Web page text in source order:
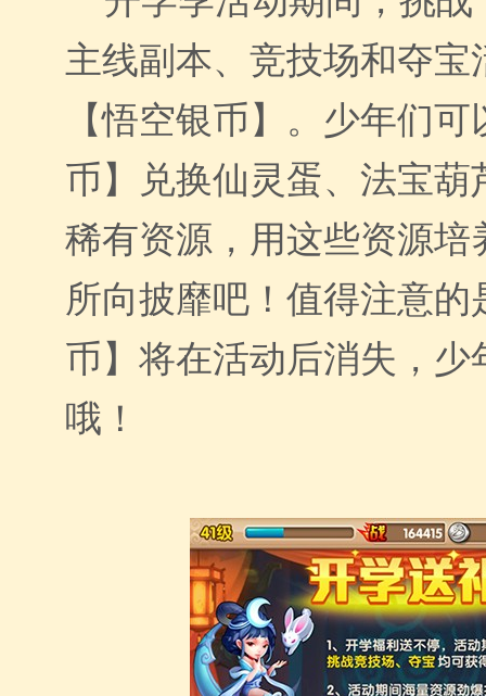
主线副本、竞技场和夺宝
【悟空银币】。少年们
币】兑换仙灵蛋、法宝葫
稀有资源，用这些资源培
所向披靡吧！值得注意的
币】将在活动后消失，少
哦！